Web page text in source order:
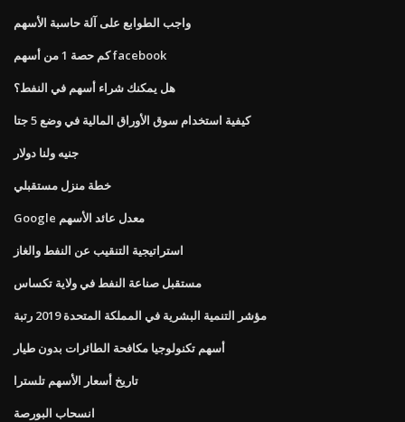
واجب الطوابع على آلة حاسبة الأسهم
كم حصة 1 من أسهم facebook
هل يمكنك شراء أسهم في النفط؟
كيفية استخدام سوق الأوراق المالية في وضع 5 جتا
جنيه ولنا دولار
خطة منزل مستقبلي
Google معدل عائد الأسهم
استراتيجية التنقيب عن النفط والغاز
مستقبل صناعة النفط في ولاية تكساس
مؤشر التنمية البشرية في المملكة المتحدة 2019 رتبة
أسهم تكنولوجيا مكافحة الطائرات بدون طيار
تاريخ أسعار الأسهم تلسترا
انسحاب البورصة